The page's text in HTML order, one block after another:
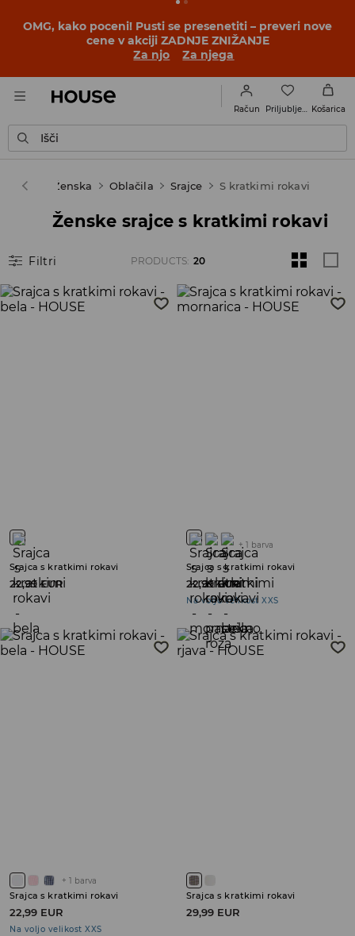
BACK TO SCHOOL 📒
Najboljše zgodbe se začnejo še
pred prvim šolskim zvoncem. Začni šolsko leto v novem
outfitu!
Za njo
Za njega
Račun Košarica
Išči
House Ženska Oblačila Srajce S kratkimi rokavi
Ženske srajce s kratkimi rokavi
Filtri PRODUCTS: 20
Srajca s kratkimi rokavi
22,99 EUR
+ 1 barva
Srajca s kratkimi rokavi
22,99 EUR
Na voljo velikost XXS
+ 1 barva
Srajca s kratkimi rokavi
22,99 EUR
Na voljo velikost XXS
Srajca s kratkimi rokavi
29,99 EUR